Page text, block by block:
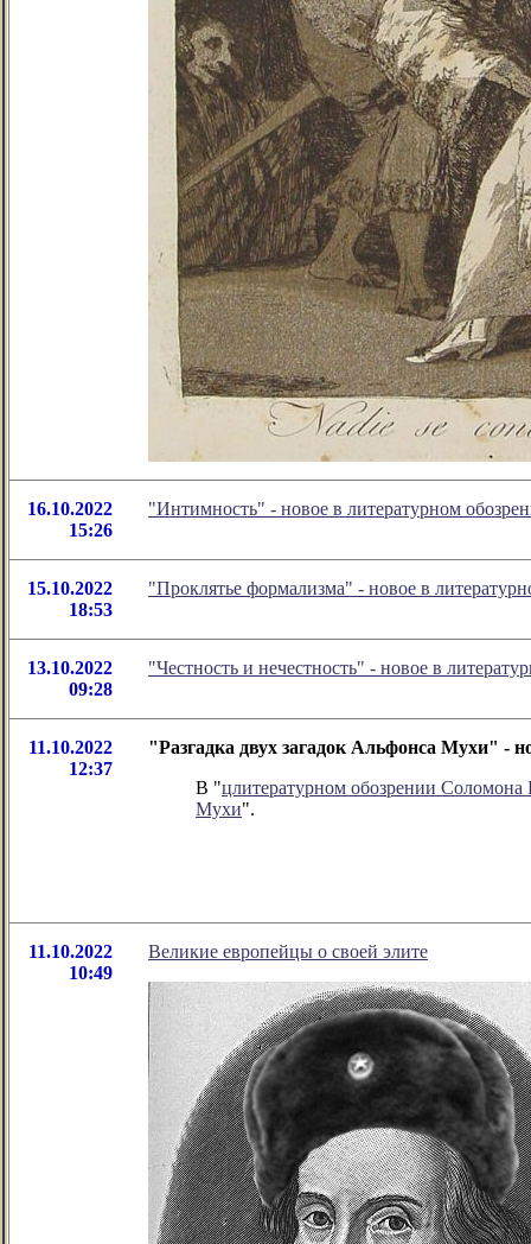
16.10.2022
15:26
"Интимность" - новое в литературном
15.10.2022
18:53
"Проклятье формализма" - новое в
13.10.2022
09:28
"Честность и нечестность" - новое в
11.10.2022
12:37
"Разгадка двух загадок Альфонса Мухи" -
В "цлитературном обозрении
Мухи".
11.10.2022
10:49
Великие европейцы о своей элите